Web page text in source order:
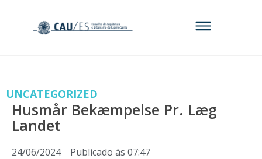
UNCATEGORIZED
Husmår Bekæmpelse Pr. Læg
Landet
24/06/2024 Publicado às 07:47